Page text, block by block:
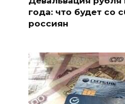
года: что будет со
россиян